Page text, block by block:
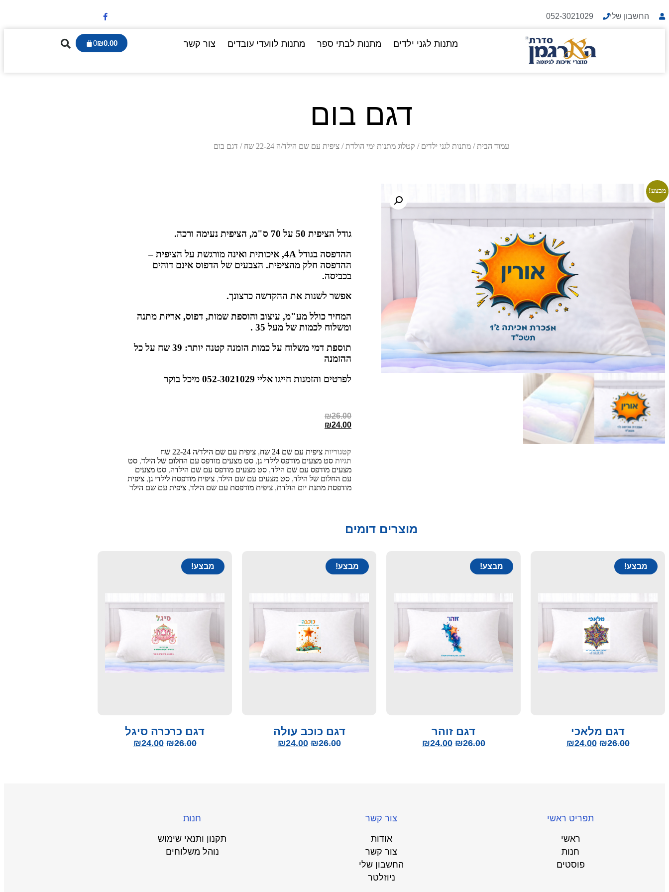
החשבון שלי 052-3021029
מתנות לגני ילדים מתנות לבתי ספר מתנות לוועדי עובדים צור קשר ₪0.00
0
דגם בום
עמוד הבית / מתנות לגני ילדים / קטלוג מתנות ימי הולדת / ציפית עם שם הילד/ה 22-24 שח / דגם בום
מבצע!
גודל הציפית 50 על 70 ס"מ, הציפית נעימה ורכה.
ההדפסה בגודל 4A, איכותית ואינה מורגשת על הציפית –
ההדפסה חלק מהציפית. הצבעים של הדפוס אינם דוהים
בכביסה.
אפשר לשנות את ההקדשה כרצונך.
המחיר כולל מע"מ, עיצוב והוספת שמות, דפוס, אריזת מתנה
ומשלוח לכמות של מעל 35 .
תוספת דמי משלוח על כמות הזמנה קטנה יותר: 39 שח על כל
ההזמנה
לפרטים והזמנות חייגו אליי 052-3021029 מיכל בוקר
₪26.00
₪24.00
קטגוריות ציפית עם שם 24 שח , ציפית עם שם הילד/ה 22-24 שח
תגיות סט מצעים מודפס לילדי גן, סט מצעים מודפס עם החלום של הילד, סט
מצעים מודפס עם שם הילד, סט מצעים מודפס עם שם הילדה, סט מצעים
עם החלום של הילד, סט מצעים עם שם הילד, ציפית מודפסת לילדי גן, ציפית
מודפסת מתנת יום הולדת, ציפית מודפסת עם שם הילד, ציפית עם שם הילד
מוצרים דומים
מבצע!
דגם מלאכי
₪26.00
₪24.00
מבצע!
דגם זוהר
₪26.00
₪24.00
מבצע!
דגם כוכב עולה
₪26.00
₪24.00
מבצע!
דגם כרכרה סיגל
₪26.00
₪24.00
תפריט ראשי
ראשי
חנות
פוסטים
צור קשר
אודות
צור קשר
החשבון שלי
ניוזלטר
חנות
תקנון ותנאי שימוש
נוהל משלוחים